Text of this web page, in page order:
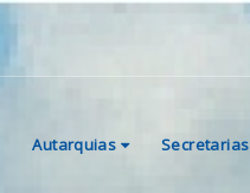
Autarquias Secretarias